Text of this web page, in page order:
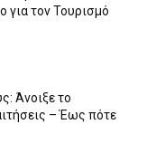
για τον Τουρισμό
Άνοιξε το
– Έως πότε